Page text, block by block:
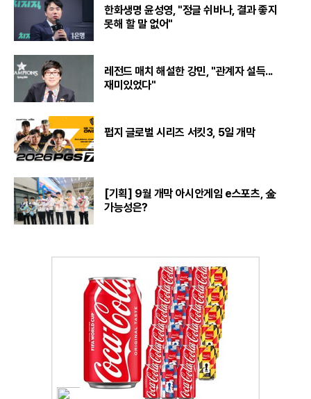
한화생명 윤성영, "정글 쉬바나, 결과 좋지
못해 할 말 없어"
레전드 매치 해설한 강민, "관계자 설득...
재미있었다"
펍지 글로벌 시리즈 서킷3, 5일 개막
[기획] 9월 개막 아시안게임 e스포츠, 金
가능성은?